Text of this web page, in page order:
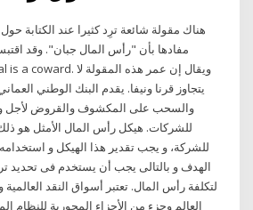
هناك مقولة شائعة ترِد كثيرا عند الكتابة حول
مفادها بأن "رأس المال جبان". وقد
يتجاوز قرنا ونيفا. يقدم البنك الوطني
والسحب على المكشوف والقروض لأجل
للشركات. هيكل رأس المال الأمثل هو
للشركة، و يجب تقدير هذا الهيكل و
الهدف و بالتالى يجب أن يستخدم فى تحديد
لتكلفة رأس المال. تعتبر أسواق النقد
العالم وجزء من الأجزاء المحورية للنظام